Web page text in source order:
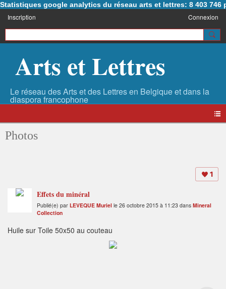
Statistiques google analytics du réseau arts et lettres: 8 403 746
Inscription Connexion
Arts et Lettres
Photos
1
Effets du minéral
Publié(e) par LEVEQUE Muriel le 26 octobre 2015 à 11:23 dans Mineral
Collection
Huile sur Toile 50x50 au couteau